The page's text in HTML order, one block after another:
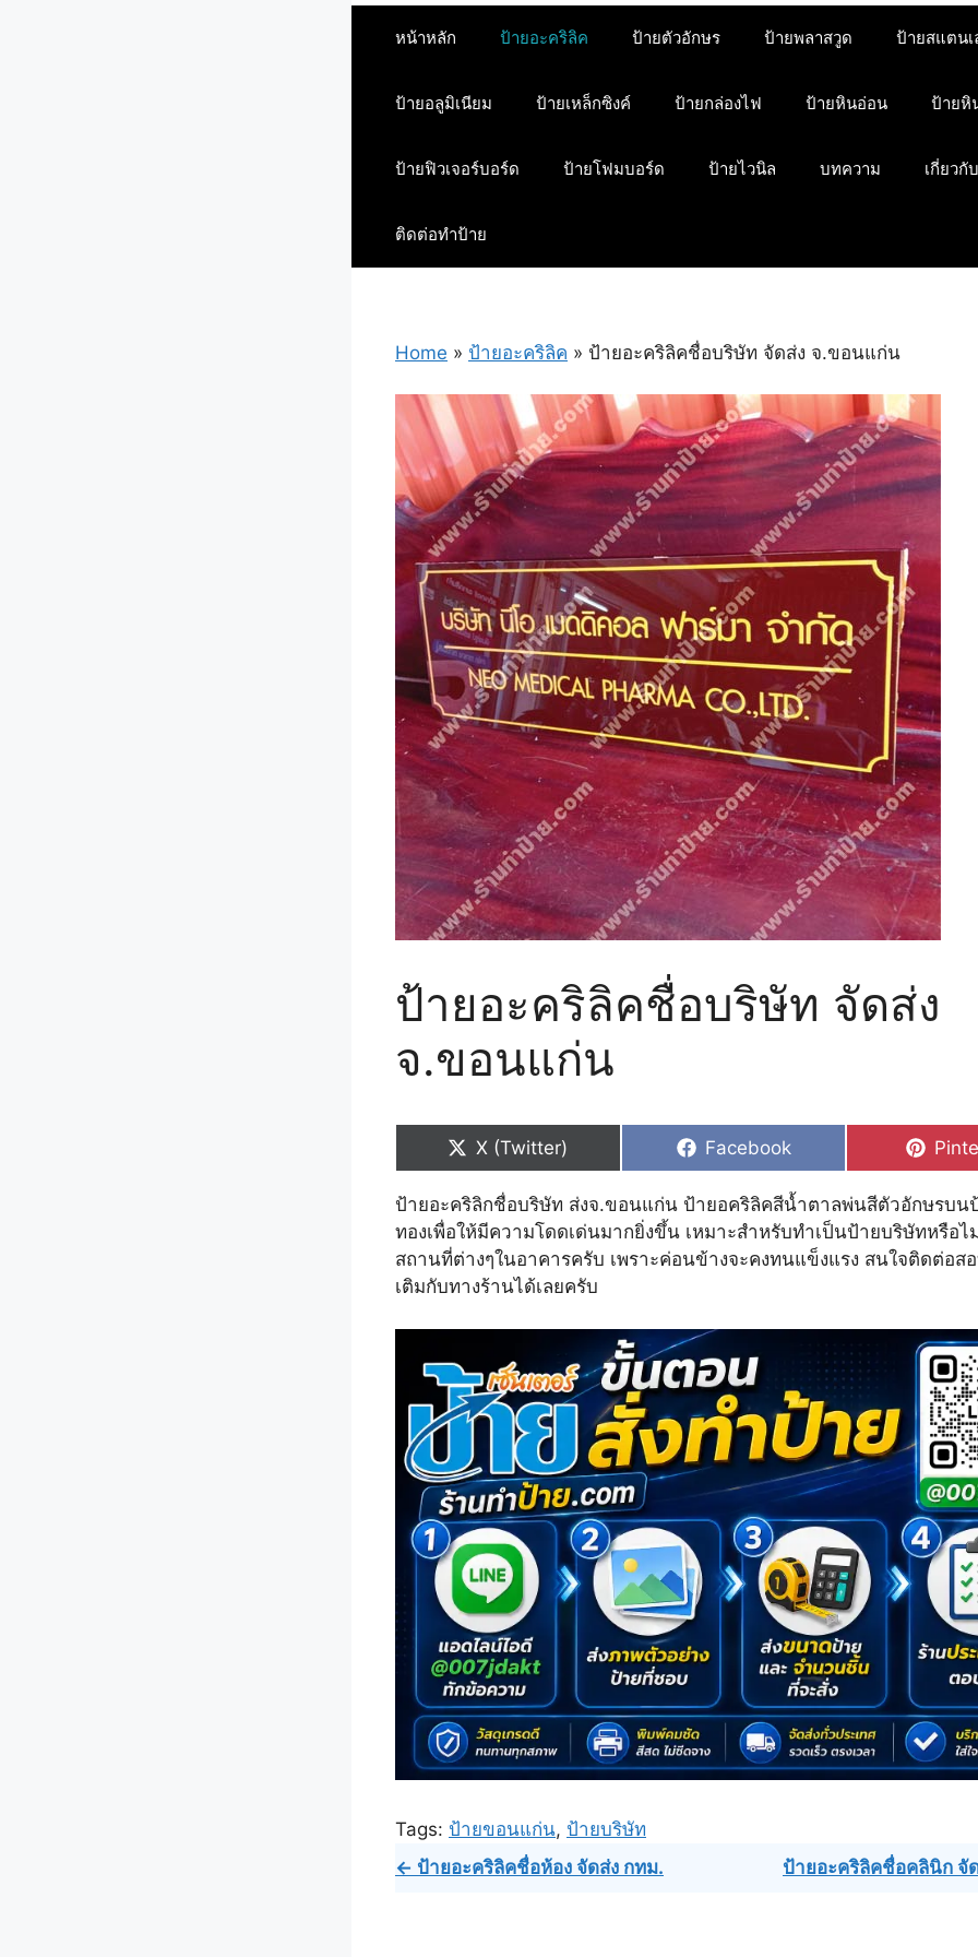
หน้าหลัก ป้ายอะคริลิค ป้ายตัวอักษร ป้ายพลาสวูด ป้ายสแตนเ
ป้ายอลูมิเนียม ป้ายเหล็กซิงค์ ป้ายกล่องไฟ ป้ายหินอ่อน ป้ายหิ
ป้ายฟิวเจอร์บอร์ด ป้ายโฟมบอร์ด ป้ายไวนิล บทความ เกี่ยวกั
ติดต่อทำป้าย
Home » ป้ายอะคริลิค » ป้ายอะคริลิคชื่อบริษัท จัดส่ง จ.ขอนแก่น
ป้ายอะคริลิคชื่อบริษัท จัดส่ง
จ.ขอนแก่น
Share
X (Twitter)
Share
Facebook
ป้ายอะคริลิกชื่อบริษัท ส่งจ.ขอนแก่น ป้ายอคริลิคสีน้ำตาลพ่นสีตัวอักษรบน
ทองเพื่อให้มีความโดดเด่นมากยิ่งขึ้น เหมาะสำหรับทำเป็นป้ายบริษัทหรือ
สถานที่ต่างๆในอาคารครับ เพราะค่อนข้างจะคงทนแข็งแรง สนใจติดต่อส
เติมกับทางร้านได้เลยครับ
Tags: ป้ายขอนแก่น, ป้ายบริษัท
Post
← ป้ายอะคริลิคชื่อห้อง จัดส่ง กทม. ป้ายอะคริลิคชื่อคลินิก จั